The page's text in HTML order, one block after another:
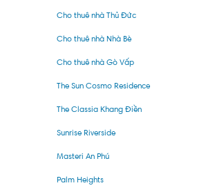
Cho thuê nhà Thủ Đức
Cho thuê nhà Nhà Bè
Cho thuê nhà Gò Vấp
The Sun Cosmo Residence
The Classia Khang Điền
Sunrise Riverside
Masteri An Phú
Palm Heights